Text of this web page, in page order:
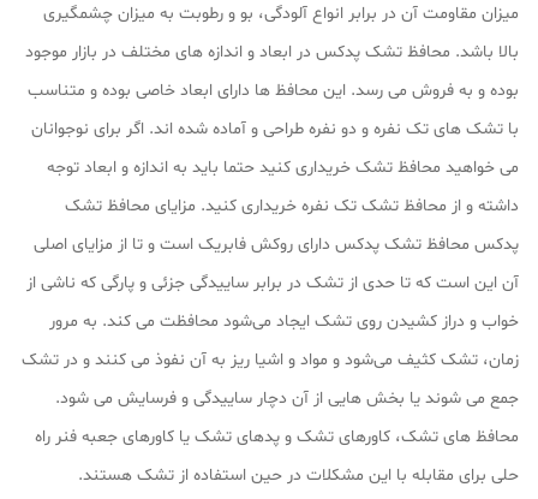
میزان مقاومت آن در برابر انواع آلودگی، بو و رطوبت به میزان چشمگیری
بالا باشد. محافظ تشک پدکس در ابعاد و اندازه‌ های مختلف در بازار موجود
بوده و به فروش می‌ رسد. این محافظ‌ ها دارای ابعاد خاصی بوده و متناسب
با تشک‌ های تک نفره و دو نفره طراحی و آماده شده‌ اند. اگر برای نوجوانان
می‌ خواهید محافظ تشک خریداری کنید حتما باید به اندازه و ابعاد توجه
داشته و از محافظ تشک تک نفره خریداری کنید. مزایای محافظ تشک
پدکس محافظ تشک پدکس دارای روکش فابریک است و تا از مزایای اصلی
آن این است که تا حدی از تشک در برابر ساییدگی جزئی و پارگی که ناشی از
خواب و دراز کشیدن روی تشک ایجاد می‌شود محافظت می‌ کند. به مرور
زمان، تشک کثیف می‌شود و مواد و اشیا ریز به آن نفوذ می‌ کنند و در تشک
جمع می‌ شوند یا بخش‌ هایی از آن دچار ساییدگی و فرسایش می‌ شود.
محافظ‌ های تشک، کاورهای تشک و پدهای تشک یا کاورهای جعبه فنر راه
حلی برای مقابله با این مشکلات در حین استفاده از تشک هستند.